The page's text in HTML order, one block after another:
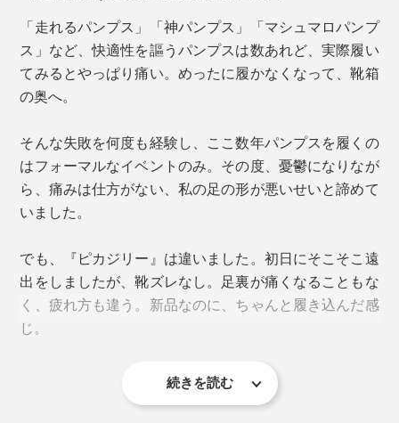
ページ下部のサイズ表は、EUサイズと日本サイズの対
応と、長さ・幅の内寸が表記してありますので、参考に
してください。
実際の足幅は、親指側と小指側の一番出っぱったところ
を結んだ長さを指しますが、パンプスの「幅（内寸）」
は、それより小さい数値。手持ちのパンプスの内寸を測
り、本品と比べると分かりやすいと思います。
靴の裏には4種類のサイズが表記されていますが、商品
が届いたときは一番左の「EUサイズ」を確認してくだ
「走れるパンプス」「神パンプス」「マシュマロパンプ
ス」など、快適性を謳うパンプスは数あれど、実際履い
てみるとやっぱり痛い。めったに履かなくなって、靴箱
の奥へ。
そんな失敗を何度も経験し、ここ数年パンプスを履くの
はフォーマルなイベントのみ。その度、憂鬱になりなが
ら、痛みは仕方がない、私の足の形が悪いせいと諦めて
いました。
でも、『ピカジリー』は違いました。初日にそこそこ遠
出をしましたが、靴ズレなし。足裏が痛くなることもな
く、疲れ方も違う。新品なのに、ちゃんと履き込んだ感
じ。
続きを読む